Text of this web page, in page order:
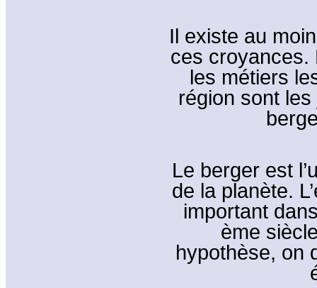
Il existe au
ces croyances.
les métiers
région sont
Le berger est
de la planète.
important
ème
hypothèse, on